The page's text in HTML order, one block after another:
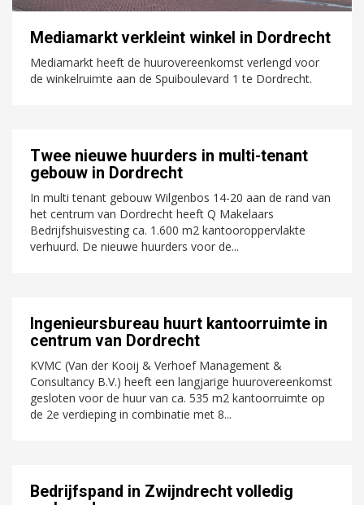
Mediamarkt verkleint winkel in Dordrecht
Mediamarkt heeft de huurovereenkomst verlengd voor
de winkelruimte aan de Spuiboulevard 1 te Dordrecht.
Twee nieuwe huurders in multi-tenant
gebouw in Dordrecht
In multi tenant gebouw Wilgenbos 14-20 aan de rand van
het centrum van Dordrecht heeft Q Makelaars
Bedrijfshuisvesting ca. 1.600 m2 kantooroppervlakte
verhuurd. De nieuwe huurders voor de...
Ingenieursbureau huurt kantoorruimte in
centrum van Dordrecht
KVMC (Van der Kooij & Verhoef Management &
Consultancy B.V.) heeft een langjarige huurovereenkomst
gesloten voor de huur van ca. 535 m2 kantoorruimte op
de 2e verdieping in combinatie met 8...
Bedrijfspand in Zwijndrecht volledig